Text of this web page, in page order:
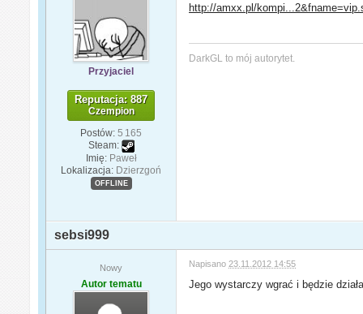
Przyjaciel
Reputacja: 887
Czempion
Postów: 5 165
Steam:
Imię: Paweł
Lokalizacja: Dzierzgoń
OFFLINE
http://amxx.pl/
DarkGL to mój autorytet.
sebsi999
Nowy
Autor tematu
Napisano 23.11.2012 14:55
Jego wystarczy wgrać i będzie